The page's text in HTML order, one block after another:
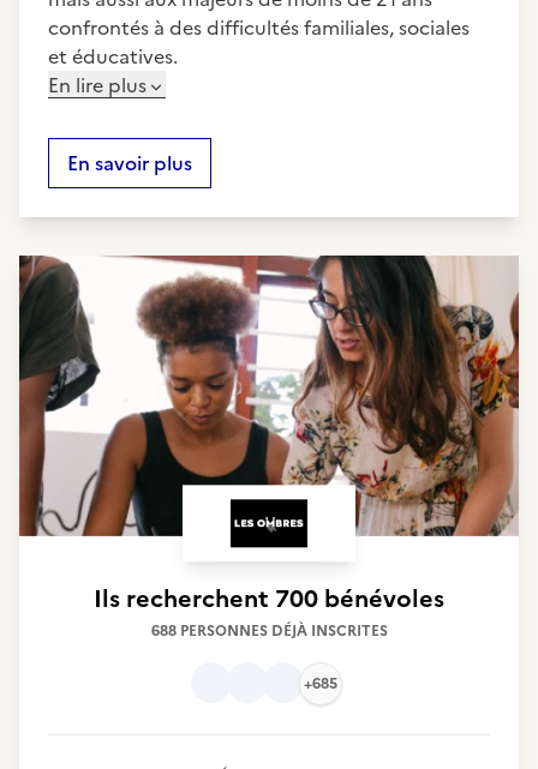
confrontés à des difficultés familiales, sociales
et éducatives.
En lire plus
En savoir plus
Ils recherchent 700 bénévoles
688 PERSONNES DÉJÀ INSCRITES
+685